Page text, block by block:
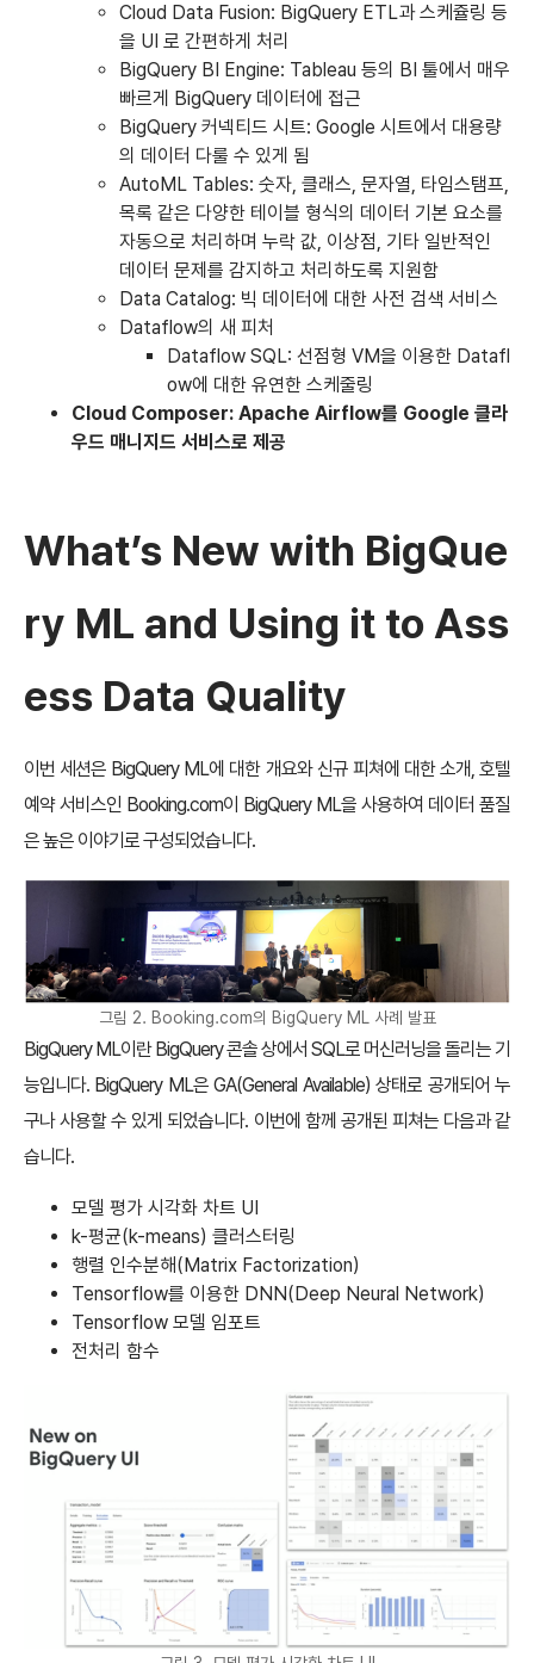
Cloud Data Fusion: BigQuery ETL과 스케쥴링 등
을 UI 로 간편하게 처리
BigQuery BI Engine: Tableau 등의 BI 툴에서 매우
빠르게 BigQuery 데이터에 접근
BigQuery 커넥티드 시트: Google 시트에서 대용량
의 데이터 다룰 수 있게 됨
AutoML Tables: 숫자, 클래스, 문자열, 타임스탬프,
목록 같은 다양한 테이블 형식의 데이터 기본 요소를
자동으로 처리하며 누락 값, 이상점, 기타 일반적인
데이터 문제를 감지하고 처리하도록 지원함
Data Catalog: 빅 데이터에 대한 사전 검색 서비스
Dataflow의 새 피처
Dataflow SQL: 선점형 VM을 이용한 Datafl
ow에 대한 유연한 스케줄링
Cloud Composer: Apache Airflow를 Google 클라
우드 매니지드 서비스로 제공
What’s New with BigQue
ry ML and Using it to Ass
ess Data Quality
이번 세션은 BigQuery ML에 대한 개요와 신규 피쳐에 대한 소개, 호텔
예약 서비스인 Booking.com이 BigQuery ML을 사용하여 데이터 품질
은 높은 이야기로 구성되었습니다.
그림 2. Booking.com의 BigQuery ML 사례 발표
BigQuery ML이란 BigQuery 콘솔 상에서 SQL로 머신러닝을 돌리는 기
능입니다. BigQuery ML은 GA(General Available) 상태로 공개되어 누
구나 사용할 수 있게 되었습니다. 이번에 함께 공개된 피쳐는 다음과 같
습니다.
모델 평가 시각화 차트 UI
k-평균(k-means) 클러스터링
행렬 인수분해(Matrix Factorization)
Tensorflow를 이용한 DNN(Deep Neural Network)
Tensorflow 모델 임포트
전처리 함수